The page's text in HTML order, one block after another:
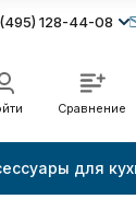
128-44-08
Сравнение
для